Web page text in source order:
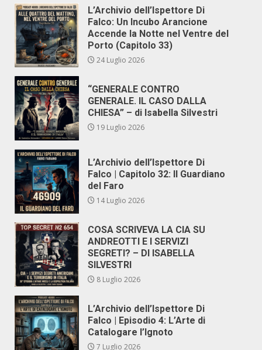
L’Archivio dell’Ispettore Di
Falco: Un Incubo Arancione
Accende la Notte nel Ventre del
Porto (Capitolo 33)
24 Luglio 2026
“GENERALE CONTRO
GENERALE. IL CASO DALLA
CHIESA” – di Isabella Silvestri
19 Luglio 2026
L’Archivio dell’Ispettore Di
Falco | Capitolo 32: Il Guardiano
del Faro
14 Luglio 2026
COSA SCRIVEVA LA CIA SU
ANDREOTTI E I SERVIZI
SEGRETI? – DI ISABELLA
SILVESTRI
8 Luglio 2026
L’Archivio dell’Ispettore Di
Falco | Episodio 4: L’Arte di
Catalogare l’Ignoto
7 Luglio 2026